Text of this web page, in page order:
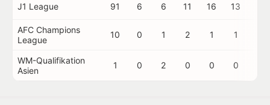
J1 League 91 6 6 11 16 13
AFC Champions
League
10 0 1 2 1 1
WM-Qualifikation
Asien
1 0 2 0 0 0